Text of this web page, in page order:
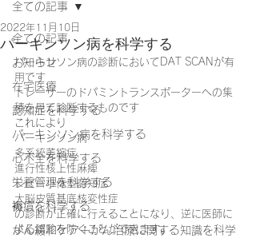
全ての記事
お知らせ
在宅医療
認知症を科学する
パーキンソン病を科学する
心不全を科学する
栄養管理を科学する
褥瘡を科学する
がん緩和ケア＋がん治療に関する知識を科学
全ての記事
パーキンソン病を科学する
2022年11月10日
パーキンソン病の診断においてDAT SCANが有
用です
トレーサーのドパミントランスポーターへの集
積を見て診断するものです
これにより
パーキンソン病
多系統萎縮症
進行性核上性麻痺
レビー小体型認知症
大脳皮質基底核変性症
の診断が正確に行えることになり、逆に医師に
よる誤診を防ぐことができます。